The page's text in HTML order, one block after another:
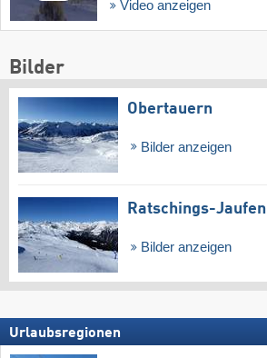
Video anzeigen
Bilder
Obertauern
Bilder anzeigen
Ratschings-Jaufen
Bilder anzeigen
Urlaubsregionen